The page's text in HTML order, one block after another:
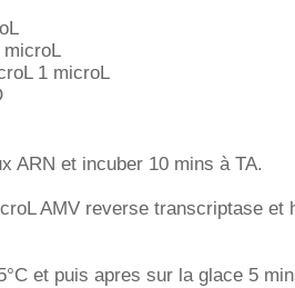
microL
1 microL
ARN et incuber 10 mins à TA.
AMV reverse transcriptase et
et puis apres sur la glace 5